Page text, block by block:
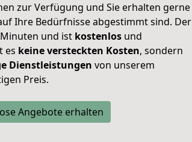
zur Verfügung und Sie erhalten gerne
Ihre Bedürfnisse abgestimmt sind. Der
und ist kostenlos und
es keine versteckten Kosten, sondern
Dienstleistungen von unserem
Preis.
Angebote erhalten